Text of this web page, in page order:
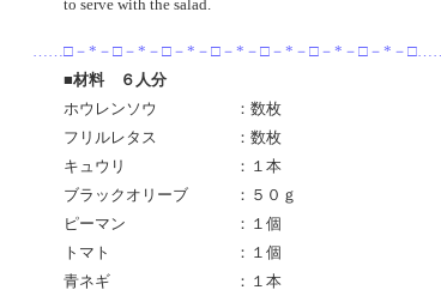
to serve with the salad.
……□－*－□－*－□－*－□－*－□－*－□－*－□－*－□……
■材料 ６人分
ホウレンソウ
：数枚
フリルレタス
：数枚
キュウリ
：１本
ブラックオリーブ
：５０ｇ
ピーマン
：１個
トマト
：１個
青ネギ
：１本